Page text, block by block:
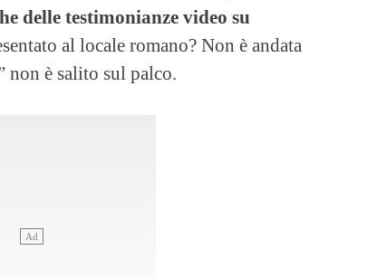
delle testimonianze video su
al locale romano? Non è andata
non è salito sul palco.